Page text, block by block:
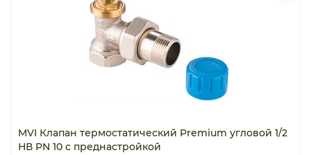
MVI Клапан термостатический Premium угловой 1/2
НВ PN 10 с преднастройкой